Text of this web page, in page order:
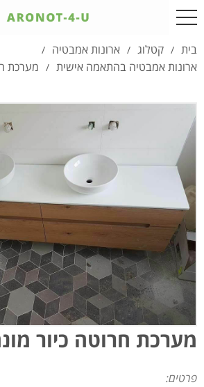
בית / קטלוג / ארונות אמבטיה /
ארונות אמבטיה בהתאמה אישית / מערכת
מערכת חרוטה כיור
פרטים: